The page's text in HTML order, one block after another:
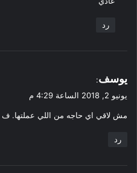
رد
ل
يوسف:
يونيو 2, 2018 الساعة 4:29 م
مش لاقي اي حاجه من اللي عملتها. ف
رد